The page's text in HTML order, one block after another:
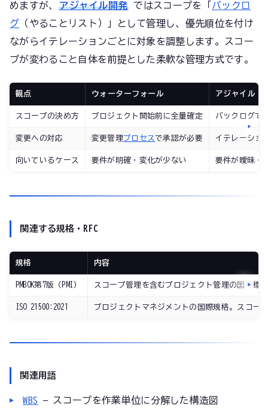
めますが、 アジャイル開発 ではスコープを「 バックロ
グ （やることリスト）」として管理し、優先順位を付け
ながらイテレーションごとに対象を調整します。スコー
プが変わること自体を前提とした柔軟な管理方式です。
観点 ウォーターフォール アジャイル
スコープの決め方 プロジェクト開始前に全量確定 バックログで
変更への対応 変更管理プロセスで承認が必要 イテレーショ
向いているケース 要件が明確・変化が少ない 要件が曖昧・
関連する規格・RFC
規格 内容
PMBOK第7版（PMI） スコープ管理を含むプロジェクト管理の国際標
ISO 21500:2021 プロジェクトマネジメントの国際規格。スコー
関連用語
WBS — スコープを作業単位に分解した構造図